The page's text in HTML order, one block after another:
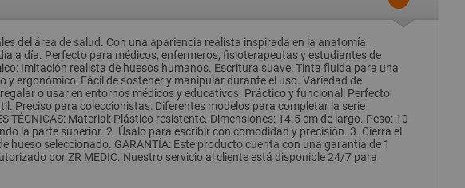
del área de salud. Con una apariencia realista inspirada en la anatomía
a día. Perfecto para médicos, enfermeros, fisioterapeutas y estudiantes de
Imitación realista de huesos humanos. Escritura suave: Tinta fluida para una
ergonómico: Fácil de sostener y manipular durante el uso. Variedad de
o usar en entornos médicos y educativos. Práctico y funcional: Perfecto
Preciso para coleccionistas: Diferentes modelos para completar la serie
Material: Plástico resistente. Dimensiones: 14.5 cm de largo. Peso: 10
la parte superior. 2. Úsalo para escribir con comodidad y precisión. 3. Cierra el
hueso seleccionado. GARANTÍA: Este producto cuenta con una garantía de 1
por ZR MEDIC. Nuestro servicio al cliente está disponible 24/7 para